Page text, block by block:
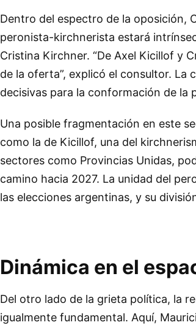
Dentro del espectro de la oposición,
peronista-kirchnerista estará
Cristina Kirchner. “De Axel Kicillof y
de la oferta”, explicó el consultor. La
decisivas para la conformación de la
Una posible fragmentación en este
como la de Kicillof, una del
sectores como Provincias Unidas,
camino hacia 2027. La unidad del
las elecciones argentinas, y su
Dinámica en el
Del otro lado de la grieta política, la
igualmente fundamental. Aquí,